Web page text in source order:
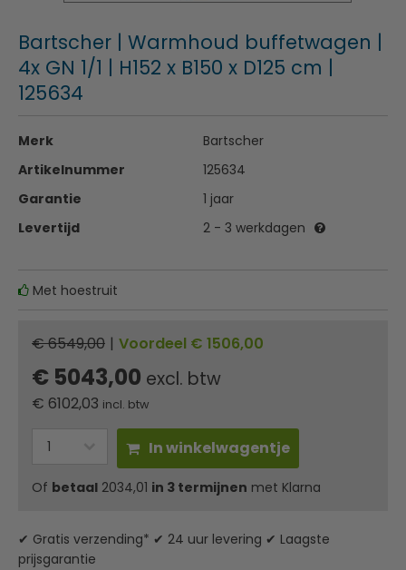
Bartscher | Warmhoud buffetwagen |
4x GN 1/1 | H152 x B150 x D125 cm |
125634
Merk
Bartscher
Artikelnummer
125634
Garantie
1 jaar
Levertijd
2 - 3 werkdagen
Met hoestruit
€ 6549,00 | Voordeel € 1506,00
€ 5043,00 excl. btw
€ 6102,03 incl. btw
In winkelwagentje
Of betaal 2034,01 in 3 termijnen met Klarna
✔ Gratis verzending* ✔ 24 uur levering ✔ Laagste
prijsgarantie